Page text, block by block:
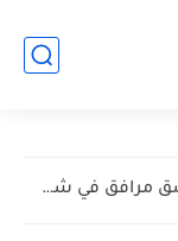
مطلوب منسق مرافق في شركة جلف سبك للتجارة العامة والمقاولات...